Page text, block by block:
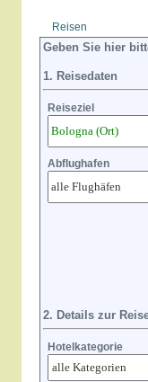
Reisen
Geben Sie hier
1. Reisedaten
Reiseziel
Abflughafen
2. Details zur
Hotelkategorie